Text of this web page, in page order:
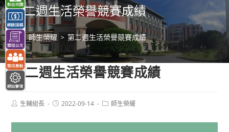
容 第二週生活榮譽競賽成績
> 師生榮耀 > 第二週生活榮譽競賽成績
第二週生活榮譽競賽成績
Post生輔組長
Post2022-09-14
Post師生榮耀